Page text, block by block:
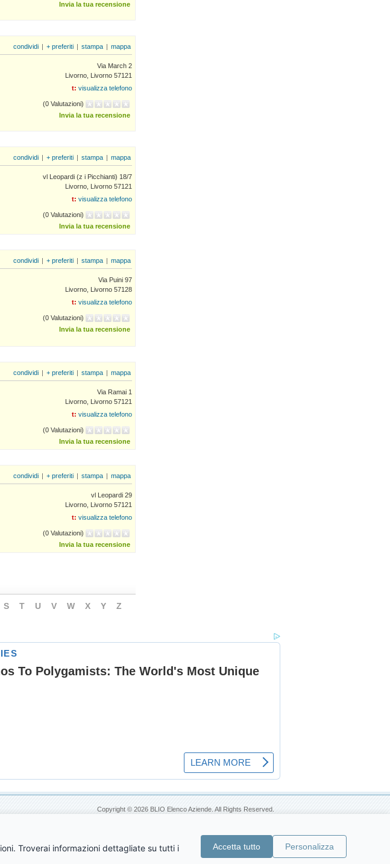
Invia la tua recensione
condividi + preferiti stampa mappa
Via March 2
Livorno, Livorno 57121
t: visualizza telefono
(0 Valutazioni)
Invia la tua recensione
condividi + preferiti stampa mappa
vl Leopardi (z i Picchianti) 18/7
Livorno, Livorno 57121
t: visualizza telefono
(0 Valutazioni)
Invia la tua recensione
condividi + preferiti stampa mappa
Via Puini 97
Livorno, Livorno 57128
t: visualizza telefono
(0 Valutazioni)
Invia la tua recensione
condividi + preferiti stampa mappa
Via Ramai 1
Livorno, Livorno 57121
t: visualizza telefono
(0 Valutazioni)
Invia la tua recensione
condividi + preferiti stampa mappa
vl Leopardi 29
Livorno, Livorno 57121
t: visualizza telefono
(0 Valutazioni)
Invia la tua recensione
S T U V W X Y Z
Copyright © 2026 BLIO Elenco Aziende. All Rights Reserved.
Troverai informazioni dettagliate su tutti i
Accetta tutto Personalizza